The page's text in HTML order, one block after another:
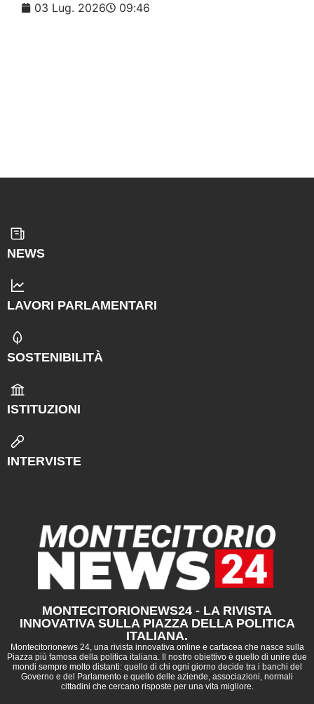
03 Lug. 2026 09:46
NEWS
LAVORI PARLAMENTARI
SOSTENIBILITÀ
ISTITUZIONI
INTERVISTE
MONTECITORIONEWS24 - LA RIVISTA
INNOVATIVA SULLA PIAZZA DELLA POLITICA
ITALIANA.
Montecitorionews 24, una rivista innovativa online e cartacea che nasce sulla
Piazza più famosa della politica italiana. Il nostro obiettivo è quello di unire due
mondi sempre molto distanti: quello di chi ogni giorno decide tra i banchi del
Governo e del Parlamento e quello delle aziende, associazioni, normali
cittadini che cercano risposte per una vita migliore.